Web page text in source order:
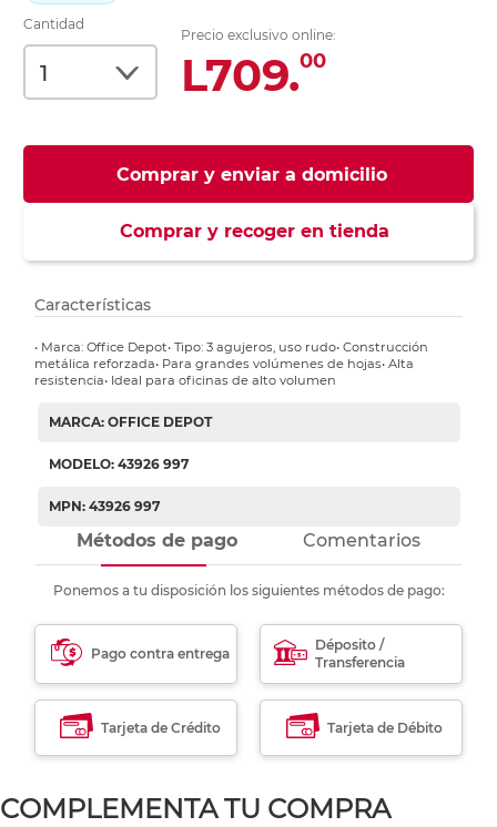
Cantidad
Precio exclusivo online:
L709.00
Comprar y enviar a domicilio
Comprar y recoger en tienda
Características
• Marca: Office Depot• Tipo: 3 agujeros, uso rudo• Construcción
metálica reforzada• Para grandes volúmenes de hojas• Alta
resistencia• Ideal para oficinas de alto volumen
MARCA: OFFICE DEPOT
MODELO: 43926 997
MPN: 43926 997
Métodos de pago Comentarios
Ponemos a tu disposición los siguientes métodos de pago:
Pago contra entrega
Déposito /
Transferencia
Tarjeta de Crédito Tarjeta de Débito
COMPLEMENTA TU COMPRA